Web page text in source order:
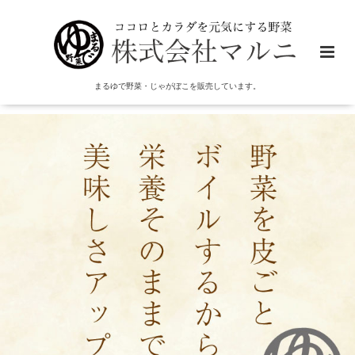
まるゆで野菜・じゃがぼこを販売しています。